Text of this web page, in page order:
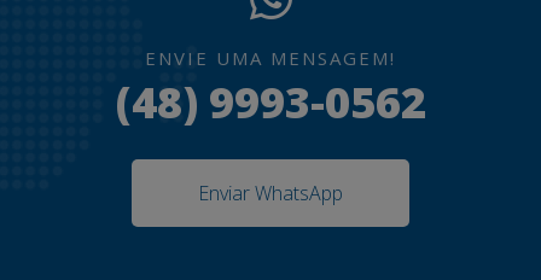
ENVIE UMA MENSAGEM!
(48) 9993-0562
Enviar WhatsApp